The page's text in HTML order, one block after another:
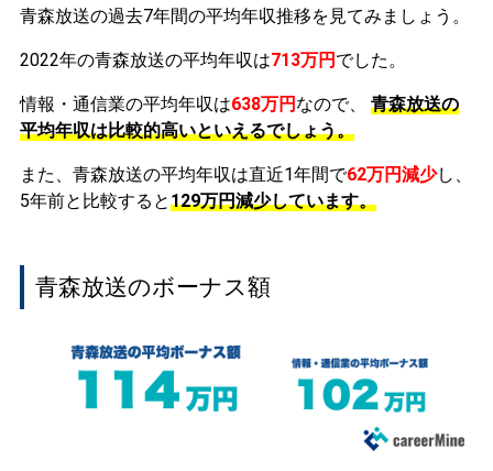
青森放送の過去7年間の平均年収推移を見てみましょう。
2022年の青森放送の平均年収は713万円 でした。
情報・通信業の平均年収は638万円 なので、
青森放送の
平均年収は比較的高いといえるでしょう。
また、青森放送の平均年収は直近1年間で62万円減少し、
5年前と比較すると129万円減少しています。
青森放送のボーナス額